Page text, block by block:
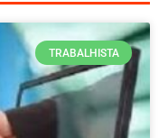
TRABALHISTA